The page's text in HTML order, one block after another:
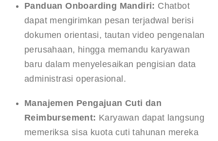
Panduan Onboarding Mandiri: Chatbot
dapat mengirimkan pesan terjadwal berisi
dokumen orientasi, tautan video pengenalan
perusahaan, hingga memandu karyawan
baru dalam menyelesaikan pengisian data
administrasi operasional.
Manajemen Pengajuan Cuti dan
Reimbursement: Karyawan dapat langsung
memeriksa sisa kuota cuti tahunan mereka